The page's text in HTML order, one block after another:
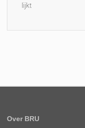
lijkt
Over BRU